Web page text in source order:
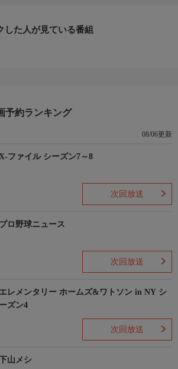
した人が見ている番組
予約ランキング
08/06更新
ファイル シーズン7～8
次回放送
プロ野球ニュース
次回放送
エレメンタリー ホームズ&ワトソン in NY シ
ーズン4
次回放送
山メシ